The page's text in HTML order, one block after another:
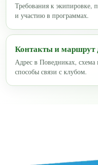
Требования к экипировке,
и участию в программах.
Контакты и маршрут
Адрес в Поведниках, схема
способы связи с клубом.